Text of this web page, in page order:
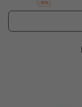
-30%